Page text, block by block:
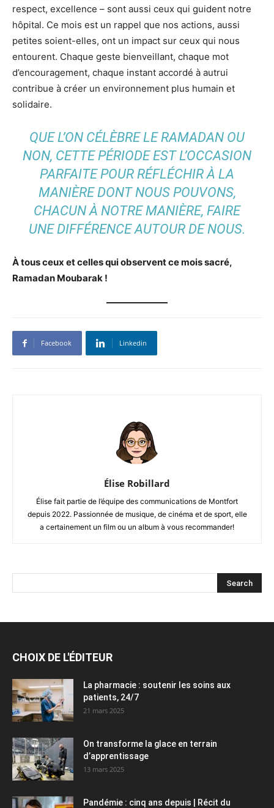
respect, excellence – sont aussi ceux qui guident notre
hôpital. Ce mois est un rappel que nos actions, aussi
petites soient-elles, ont un impact sur ceux qui nous
entourent. Chaque geste bienveillant, chaque mot
d’encouragement, chaque instant accordé à autrui
contribue à créer un environnement plus humain et
solidaire.
QUE L’ON CÉLÈBRE LE RAMADAN OU
NON, CETTE PÉRIODE EST L’OCCASION
PARFAITE POUR RÉFLÉCHIR À LA
MANIÈRE DONT NOUS POUVONS,
CHACUN À NOTRE MANIÈRE, FAIRE
UNE DIFFÉRENCE AUTOUR DE NOUS.
À tous ceux et celles qui observent ce mois sacré,
Ramadan Moubarak !
Facebook Linkedin
Élise Robillard
Élise fait partie de l’équipe des communications de Montfort
depuis 2022. Passionnée de musique, de cinéma et de sport, elle
a certainement un film ou un album à vous recommander!
CHOIX DE L'ÉDITEUR
La pharmacie : soutenir les soins aux
patients, 24/7
21 mars 2025
On transforme la glace en terrain
d’apprentissage
13 mars 2025
Pandémie : cinq ans depuis | Récit du